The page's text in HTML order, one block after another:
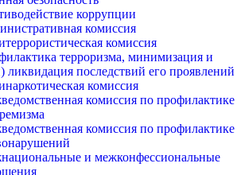
коррупции
комиссия
комиссия
терроризма, минимизация и
ликвидация последствий его проявлений
комиссия
комиссия по профилактике
комиссия по профилактике
и межконфессиональные